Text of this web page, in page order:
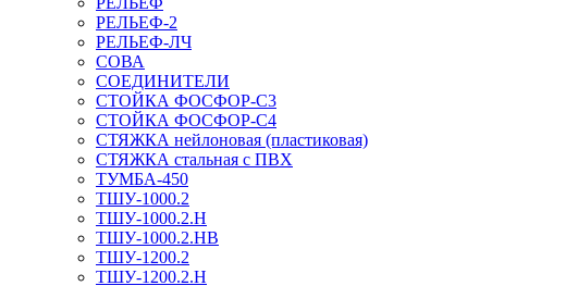
РЕЛЬЕФ-2
РЕЛЬЕФ-ЛЧ
СОВА
СОЕДИНИТЕЛИ
СТОЙКА ФОСФОР-С3
СТОЙКА ФОСФОР-С4
СТЯЖКА нейлоновая (пластиковая)
СТЯЖКА стальная с ПВХ
ТУМБА-450
ТШУ-1000.2
ТШУ-1000.2.Н
ТШУ-1000.2.НВ
ТШУ-1200.2
ТШУ-1200.2.Н